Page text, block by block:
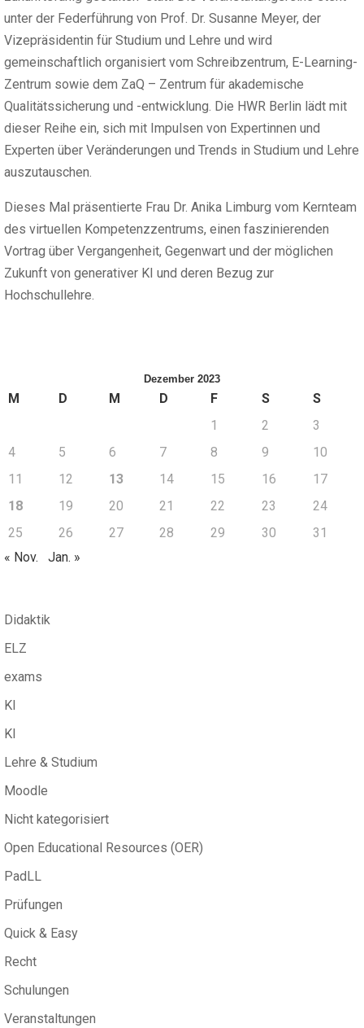
unter der Federführung von Prof. Dr. Susanne Meyer, der
Vizepräsidentin für Studium und Lehre und wird
gemeinschaftlich organisiert vom Schreibzentrum, E-Learning-
Zentrum sowie dem ZaQ – Zentrum für akademische
Qualitätssicherung und -entwicklung. Die HWR Berlin lädt mit
dieser Reihe ein, sich mit Impulsen von Expertinnen und
Experten über Veränderungen und Trends in Studium und Lehre
auszutauschen.
Dieses Mal präsentierte Frau Dr. Anika Limburg vom Kernteam
des virtuellen Kompetenzzentrums, einen faszinierenden
Vortrag über Vergangenheit, Gegenwart und der möglichen
Zukunft von generativer KI und deren Bezug zur
Hochschullehre.
Dezember 2023
M D M D F S
S
1
2
3
4
5 6 7 8 9
10
11
12 13 14 15 16
17
18
19 20 21 22 23
24
25
26 27 28 29 30
31
« Nov.
Jan. »
Didaktik
ELZ
exams
KI
KI
Lehre & Studium
Moodle
Nicht kategorisiert
Open Educational Resources (OER)
PadLL
Prüfungen
Quick & Easy
Recht
Schulungen
Veranstaltungen